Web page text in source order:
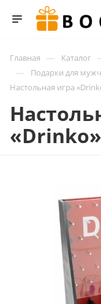
Главная — Каталог
— Подарки для
Настольная игра
«Drinko»